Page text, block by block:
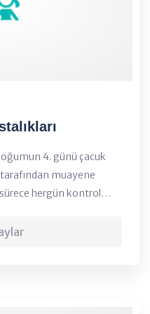
4. günü çacuk
tarafından muayene
hergün kontrol